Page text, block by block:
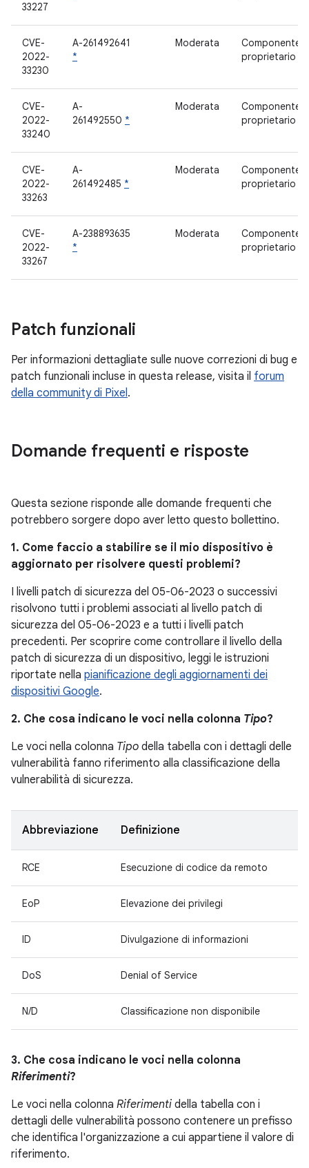
33227
CVE-
2022-
33230
A-261492641
*
Moderata
Componente
proprietario
CVE-
2022-
33240
A-
261492550 *
Moderata
Componente
proprietario
CVE-
2022-
33263
A-
261492485 *
Moderata
Componente
proprietario
CVE-
2022-
33267
A-238893635
*
Moderata
Componente
proprietario
Patch funzionali
Per informazioni dettagliate sulle nuove correzioni di bug e
patch funzionali incluse in questa release, visita il forum
della community di Pixel.
Domande frequenti e risposte
Questa sezione risponde alle domande frequenti che
potrebbero sorgere dopo aver letto questo bollettino.
1. Come faccio a stabilire se il mio dispositivo è
aggiornato per risolvere questi problemi?
I livelli patch di sicurezza del 05-06-2023 o successivi
risolvono tutti i problemi associati al livello patch di
sicurezza del 05-06-2023 e a tutti i livelli patch
precedenti. Per scoprire come controllare il livello della
patch di sicurezza di un dispositivo, leggi le istruzioni
riportate nella pianificazione degli aggiornamenti dei
dispositivi Google.
2. Che cosa indicano le voci nella colonna Tipo?
Le voci nella colonna Tipo della tabella con i dettagli delle
vulnerabilità fanno riferimento alla classificazione della
vulnerabilità di sicurezza.
Abbreviazione Definizione
RCE Esecuzione di codice da remoto
EoP Elevazione dei privilegi
ID Divulgazione di informazioni
DoS Denial of Service
N/D Classificazione non disponibile
3. Che cosa indicano le voci nella colonna
Riferimenti?
Le voci nella colonna Riferimenti della tabella con i
dettagli delle vulnerabilità possono contenere un prefisso
che identifica l'organizzazione a cui appartiene il valore di
riferimento.